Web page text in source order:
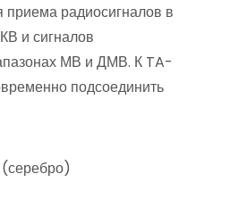
приема радиосигналов в
и сигналов
МВ и ДМВ. К TA-
подсоединить